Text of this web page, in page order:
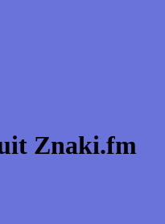
uit Znaki.fm